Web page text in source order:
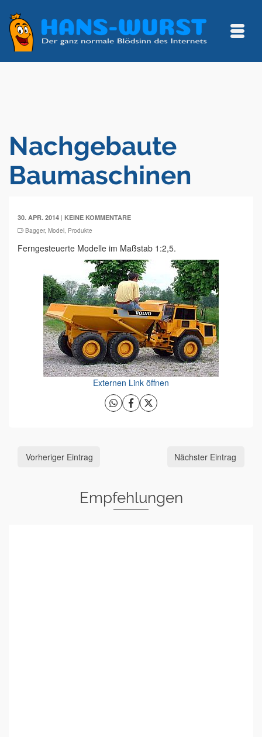
Nachgebaute
Baumaschinen
30. APR. 2014 | KEINE KOMMENTARE
Bagger, Model, Produkte
Ferngesteuerte Modelle im Maßstab 1:2,5.
Externen Link öffnen
Vorheriger Eintrag Nächster Eintrag
Empfehlungen